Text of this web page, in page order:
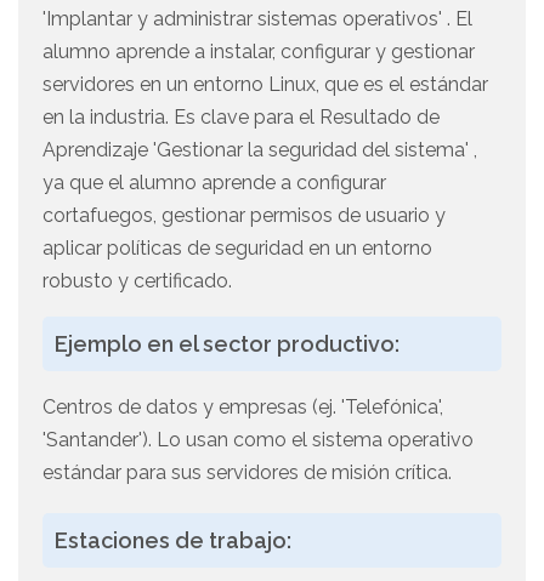
'Implantar y administrar sistemas operativos' . El
alumno aprende a instalar, configurar y gestionar
servidores en un entorno Linux, que es el estándar
en la industria. Es clave para el Resultado de
Aprendizaje 'Gestionar la seguridad del sistema' ,
ya que el alumno aprende a configurar
cortafuegos, gestionar permisos de usuario y
aplicar políticas de seguridad en un entorno
robusto y certificado.
Ejemplo en el sector productivo:
Centros de datos y empresas (ej. 'Telefónica',
'Santander'). Lo usan como el sistema operativo
estándar para sus servidores de misión crítica.
Estaciones de trabajo: